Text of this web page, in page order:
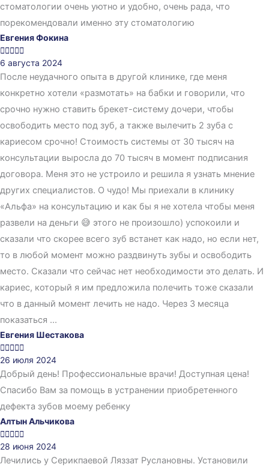
стоматологии очень уютно и удобно, очень рада, что
порекомендовали именно эту стоматологию
Евгения Фокина

6 августа 2024
После неудачного опыта в другой клинике, где меня
конкретно хотели «размотать» на бабки и говорили, что
срочно нужно ставить брекет-систему дочери, чтобы
освободить место под зуб, а также вылечить 2 зуба с
кариесом срочно! Стоимость системы от 30 тысяч на
консультации выросла до 70 тысяч в момент подписания
договора. Меня это не устроило и решила я узнать мнение
других специалистов. О чудо! Мы приехали в клинику
«Альфа» на консультацию и как бы я не хотела чтобы меня
развели на деньги 😅 этого не произошло) успокоили и
сказали что скорее всего зуб встанет как надо, но если нет,
то в любой момент можно раздвинуть зубы и освободить
место. Сказали что сейчас нет необходимости это делать. И
кариес, который я им предложила полечить тоже сказали
что в данный момент лечить не надо. Через 3 месяца
показаться ...
Евгения Шестакова

26 июля 2024
Добрый день! Профессиональные врачи! Доступная цена!
Спасибо Вам за помощь в устранении приобретенного
дефекта зубов моему ребенку
Алтын Альчикова

28 июня 2024
Лечились у Серикпаевой Ляззат Руслановны. Установили